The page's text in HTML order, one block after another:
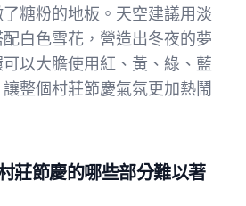
糖粉的地板。天空建議用淡
白色雪花，營造出冬夜的夢
以大膽使用紅、黃、綠、藍
整個村莊節慶氣氛更加熱鬧
莊節慶的哪些部分難以著